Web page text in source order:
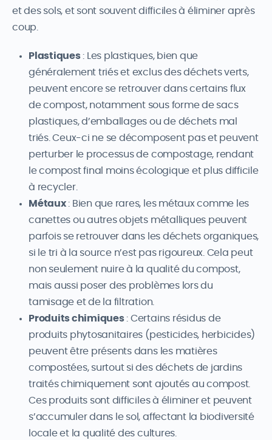
et des sols, et sont souvent difficiles à éliminer après
coup.
Plastiques: Les plastiques, bien que
généralement triés et exclus des déchets verts,
peuvent encore se retrouver dans certains flux
de compost, notamment sous forme de sacs
plastiques, d’emballages ou de déchets mal
triés. Ceux-ci ne se décomposent pas et peuvent
perturber le processus de compostage, rendant
le compost final moins écologique et plus difficile
à recycler.
Métaux: Bien que rares, les métaux comme les
canettes ou autres objets métalliques peuvent
parfois se retrouver dans les déchets organiques,
si le tri à la source n’est pas rigoureux. Cela peut
non seulement nuire à la qualité du compost,
mais aussi poser des problèmes lors du
tamisage et de la filtration.
Produits chimiques: Certains résidus de
produits phytosanitaires (pesticides, herbicides)
peuvent être présents dans les matières
compostées, surtout si des déchets de jardins
traités chimiquement sont ajoutés au compost.
Ces produits sont difficiles à éliminer et peuvent
s’accumuler dans le sol, affectant la biodiversité
locale et la qualité des cultures.